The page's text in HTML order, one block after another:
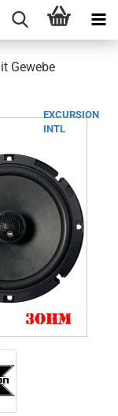
Gewebe
EXCURSION
INTL